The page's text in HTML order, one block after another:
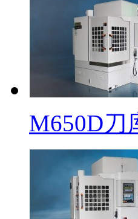
M650D刀